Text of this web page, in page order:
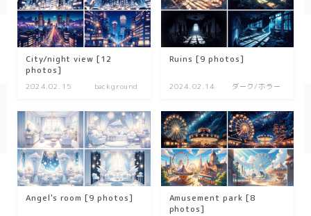
Nature
forest
sea
flower
food
sweets
City/night view [12
photos]
2024.02.15 background
Ruins [9 photos]
2024.02.14 ダーク/ホラー
Angel's room [9 photos]
Amusement park [8
photos]